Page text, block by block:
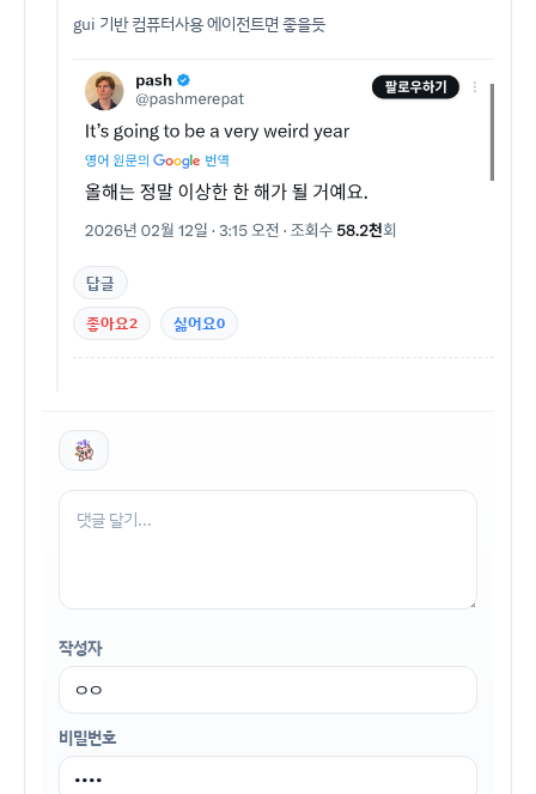
gui 기반 컴퓨터사용 에이전트면 좋을듯
답글
좋아요2 싫어요0
작성자
비밀번호